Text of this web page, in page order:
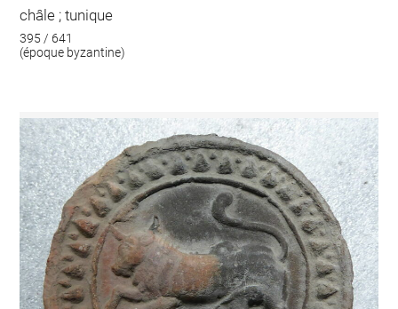
châle ; tunique
395 / 641
(époque byzantine)